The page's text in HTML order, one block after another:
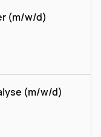
(m/w/d)
(m/w/d)